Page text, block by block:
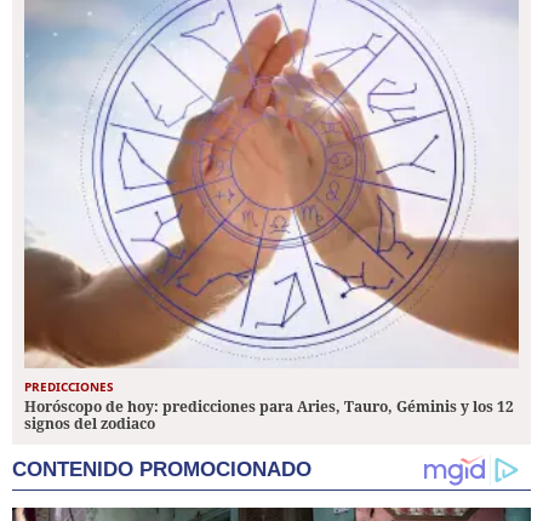
PREDICCIONES
Horóscopo de hoy: predicciones para Aries, Tauro, Géminis y los 12
signos del zodiaco
CONTENIDO PROMOCIONADO